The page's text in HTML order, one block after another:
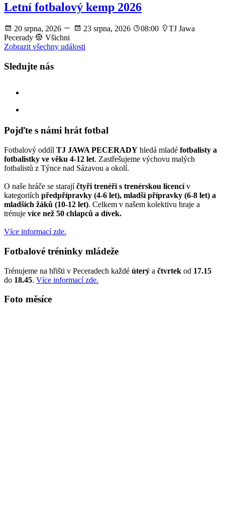
Letní fotbalový kemp 2026
20 srpna, 2026 23 srpna, 2026 08:00
TJ Jawa
Pecerady
Všichni
Zobrazit všechny události
Sledujte nás
Pojďte s námi hrát fotbal
Fotbalový oddíl TJ JAWA PECERADY hledá mladé fotbalisty a
fotbalistky ve věku 4-12 let. Zastřešujeme výchovu malých
fotbalistů z Týnce nad Sázavou a okolí.
O naše hráče se starajíčtyři trenéři s trenérskou licencív
kategoriích předpřípravky (4-6 let), mladší přípravky (6-8 let) a
mladších žáků (10-12 let). Celkem v našem kolektivu hraje a
trénuje více než 50 chlapců a dívek.
Více informací zde.
Fotbalové tréninky mládeže
Trénujeme na hřišti v Peceradech každé úterý a čtvrtek od 17.15
do 18.45. Více informací zde.
Foto měsíce